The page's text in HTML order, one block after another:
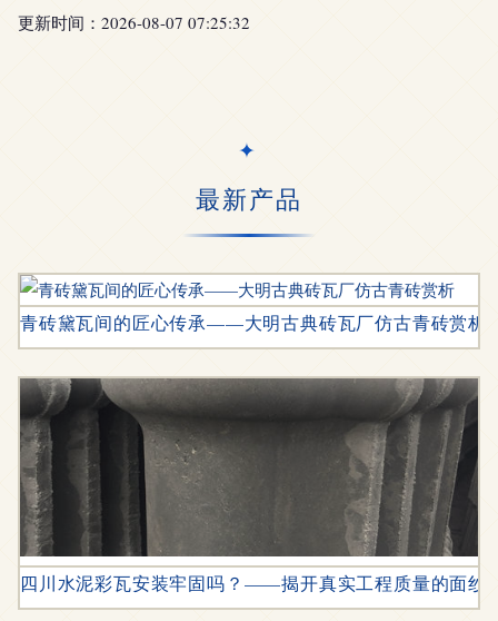
更新时间：2026-08-07 07:25:32
最新产品
青砖黛瓦间的匠心传承——大明古典砖瓦厂仿古青砖赏析
四川水泥彩瓦安装牢固吗？——揭开真实工程质量的面纱